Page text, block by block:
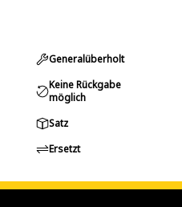
Generalüberholt
Keine Rückgabe
möglich
Satz
Ersetzt